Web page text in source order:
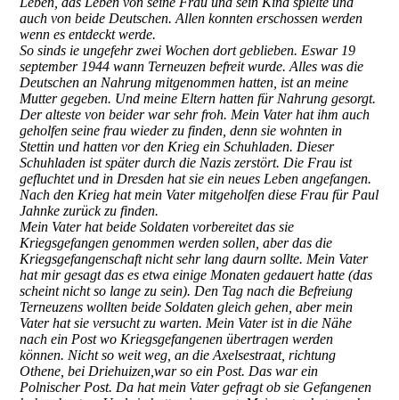
auch von beide Deutschen. Allen konnten erschossen werden
wenn es entdeckt werde.
So sinds ie ungefehr zwei Wochen dort geblieben. Eswar 19
september 1944 wann Terneuzen befreit wurde. Alles was die
Deutschen an Nahrung mitgenommen hatten, ist an meine
Mutter gegeben. Und meine Eltern hatten für Nahrung gesorgt.
Der alteste von beider war sehr froh. Mein Vater hat ihm auch
geholfen seine frau wieder zu finden, denn sie wohnten in
Stettin und hatten vor den Krieg ein Schuhladen. Dieser
Schuhladen ist später durch die Nazis zerstört. Die Frau ist
gefluchtet und in Dresden hat sie ein neues Leben angefangen.
Nach den Krieg hat mein Vater mitgeholfen diese Frau für Paul
Jahnke zurück zu finden.
Mein Vater hat beide Soldaten vorbereitet das sie
Kriegsgefangen genommen werden sollen, aber das die
Kriegsgefangenschaft nicht sehr lang daurn sollte. Mein Vater
hat mir gesagt das es etwa einige Monaten gedauert hatte (das
scheint nicht so lange zu sein). Den Tag nach die Befreiung
Terneuzens wollten beide Soldaten gleich gehen, aber mein
Vater hat sie versucht zu warten. Mein Vater ist in die Nähe
nach ein Post wo Kriegsgefangenen übertragen werden
können. Nicht so weit weg, an die Axelsestraat, richtung
Othene, bei Driehuizen,war so ein Post. Das war ein
Polnischer Post. Da hat mein Vater gefragt ob sie Gefangenen